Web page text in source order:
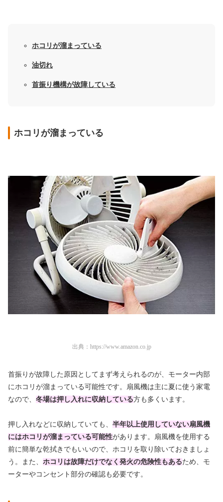
ホコリが溜まっている
油切れ
首振り機構が故障している
ホコリが溜まっている
出典： https://www.amazon.co.jp
首振りが故障した原因としてまず考えられるのが、モーター内部
にホコリが溜まっている可能性です。扇風機は主に夏に使う家電
なので、 冬場は押し入れに収納している方も多くいます。
押し入れなどに収納していても、 半年以上使用していない扇風機
にはホコリが溜まっている可能性があります。扇風機を使用する
前に簡単な乾拭きでもいいので、ホコリを取り除いておきましょ
う。また、 ホコリは故障だけでなく発火の危険性もあるため、モ
ーターやコンセント部分の確認も必要です。